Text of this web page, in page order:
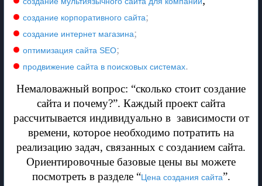
создание корпоративного сайта;
создание интернет магазина;
оптимизация сайта SEO;
продвижение сайта в поисковых системах.
Немаловажный вопрос: “сколько стоит создание
сайта и почему?”. Каждый проект сайта
рассчитывается индивидуально в зависимости от
времени, которое необходимо потратить на
реализацию задач, связанных с созданием сайта.
Ориентировочные базовые цены вы можете
посмотреть в разделе “Цена создания сайта”.